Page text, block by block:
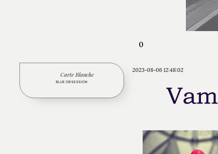
0
2023-08-06 12:48:02
Carte Blanche
BLUE OBSESSION